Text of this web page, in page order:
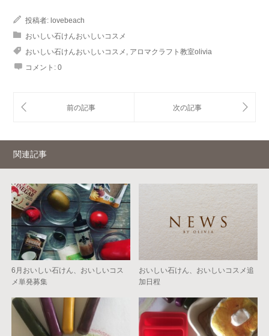
投稿者: lovebeach
おいしい石けんおいしいコスメ
おいしい石けんおいしいコスメ , アロマクラフト教室olivia
コメント: 0
関連記事
6月おいしい石けん、おいしいコス
メ単発募集
おいしい石けん、おいしいコスメ追
加日程